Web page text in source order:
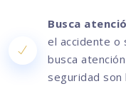
Busca
el accidente o
busca
seguridad